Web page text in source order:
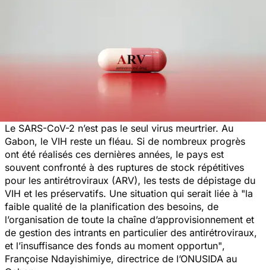
Le SARS-CoV-2 n’est pas le seul virus meurtrier. Au
Gabon, le VIH reste un fléau. Si de nombreux progrès
ont été réalisés ces dernières années, le pays est
souvent confronté à des ruptures de stock répétitives
pour les antirétroviraux (ARV), les tests de dépistage du
VIH et les préservatifs. Une situation qui serait liée à "la
faible qualité de la planification des besoins, de
l’organisation de toute la chaîne d’approvisionnement et
de gestion des intrants en particulier des antirétroviraux,
et l’insuffisance des fonds au moment opportun",
Françoise Ndayishimiye, directrice de l’ONUSIDA au